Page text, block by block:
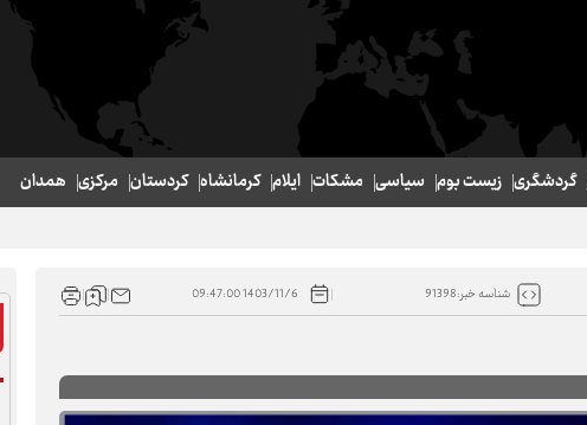
گردشگری زیست بوم سیاسی مشکات ایلام کرمانشاه کردستان مرکزی همدان
شناسه خبر:91398 1403/11/6 09:47:00